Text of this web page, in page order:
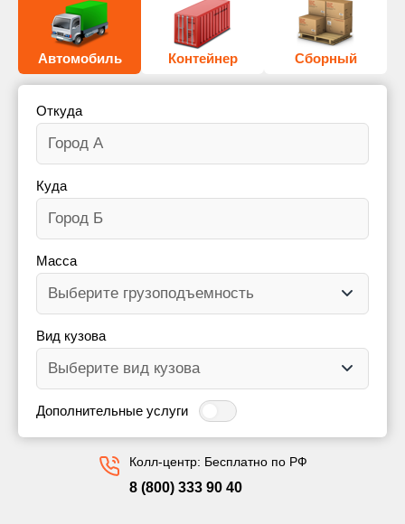
Автомобиль Контейнер Сборный
Откуда
Куда
Масса
Вид кузова
Дополнительные услуги
Колл-центр: Бесплатно по РФ
8 (800) 333 90 40